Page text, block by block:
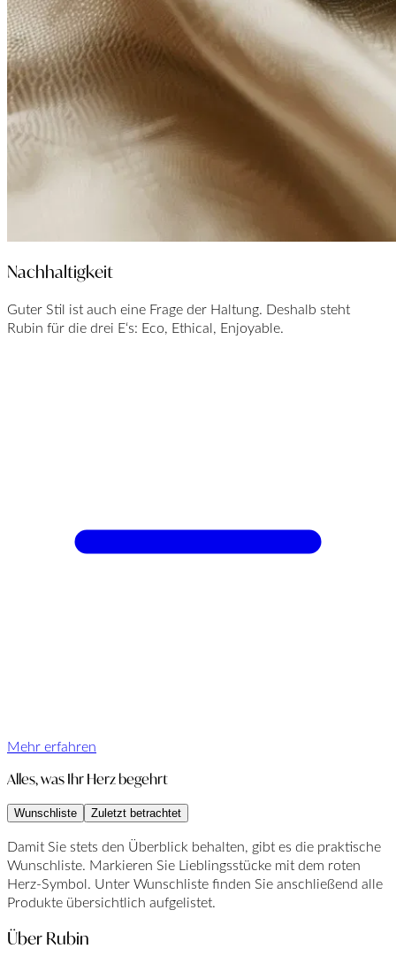
Nachhaltigkeit
Guter Stil ist auch eine Frage der Haltung. Deshalb steht
Rubin für die drei E‘s: Eco, Ethical, Enjoyable.
Mehr erfahren
Alles, was Ihr Herz begehrt
Wunschliste Zuletzt betrachtet
Damit Sie stets den Überblick behalten, gibt es die praktische
Wunschliste. Markieren Sie Lieblingsstücke mit dem roten
Herz-Symbol. Unter Wunschliste finden Sie anschließend alle
Produkte übersichtlich aufgelistet.
Über Rubin